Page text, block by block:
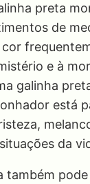
preta
de
e à
galinha
está
da
também